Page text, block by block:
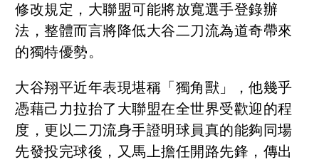
修改規定，大聯盟可能將放寬選手登錄辦
法，整體而言將降低大谷二刀流為道奇帶來
的獨特優勢。
大谷翔平近年表現堪稱「獨角獸」，他幾乎
憑藉己力拉抬了大聯盟在全世界受歡迎的程
度，更以二刀流身手證明球員真的能夠同場
先發投完球後，又馬上擔任開路先鋒，傳出